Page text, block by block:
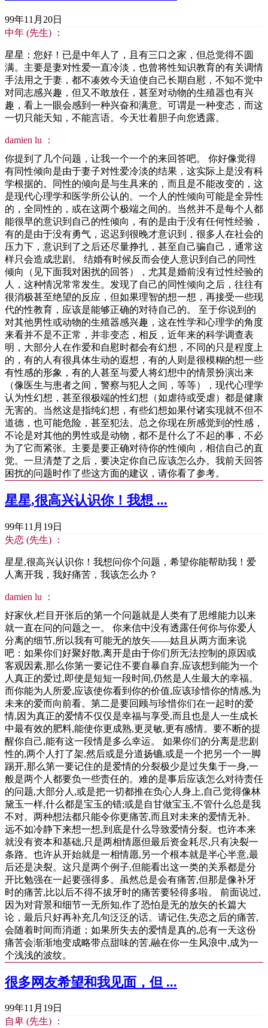
99年11月20日
中年 (先生) ：
星星：您好！已是中年人了，且有三口之家，但总觉得不圆
满。主要是妻对性爱一直冷淡，也曾将性知识教育的有关调情
手法用之于妻，都不凑效今天迫使自己长期自慰，不知不觉中
对同志感兴趣，但又不敢放任，甚至对动物的生殖器也有兴
趣，看上一眼会感到一种兴奋和满意。可谓是一种变态，而这
一切只能天知，不能言语。今天壮着胆子向您透露。
damien lu ：
你提到了几个问题，让我一个一个的来回答吧。 你好像觉得
有同性倾向是由于妻子对性爱冷淡的结果，这实际上是没有科
学根据的。同性的倾向是与生具来的，而且是不能改变的，这
是现代心理学和医学所公认的。一个人的性倾向可能是全异性
的，全同性的，或在这两个极端之间的。当然并不是每个人都
能很早的意识到自己的性倾向，有的是由于没有任何性经验，
有的是由于没有勇气，迟迟到很晚才意识到，很多人在社会的
压力下，意识到了之后还尽量挣扎，甚至自己骗自己，通常这
样只会造成悲剧。 结婚有时候反而会使人意识到自己的同性
倾向（见下面我对困扰的回答），尤其是婚前没有过性经验的
人，这种情况常常发生。发现了自己的同性倾向之后，往往有
很消极甚至绝望的反应，但如果理智的想一想，再接受一些现
代的性教育，应该是能够正确的对待自己的。 至于你说到的
对其他男性或动物的生殖器感兴趣，这在性学和心理学的角度
来看并不是不正常，并非变态，相反，近年来的科学调查表
明，大部分人在作爱和自慰时都会有幻想，不同的只是程度上
的，有的人有很具体生动的遐想，有的人则是很模糊的想一些
有性感的形象，有的人甚至与爱人将幻想中的情景扮演出来
（像医生与患者之间，警察与犯人之间，等等），现代心理学
认为性幻想，甚至很极端的性幻想（如虐待或受虐）都是健康
无害的。当然这是指纯幻想，有些幻想如果付诸实现就不但不
道德，也可能危险，甚至犯法。总之你现在所感觉到的性感，
不论是对其他的男性或是动物，都不是什么了不起的事，不必
为了它而紧张。主要是要正确对待你的性倾向，相信自己的直
觉。一旦清楚了之后，要决定你自己应该怎么办。我前天回答
困扰的问题时作了些这方面的建议，请你看了参考。
星星,很高兴认识你！我想 ...
99年11月19日
失恋 (先生) ：
星星,很高兴认识你！我想问你个问题，希望你能帮助我！爱
人离开我，我好痛苦，我该怎么办？
damien lu ：
好家伙,栏目开张后的第一个问题就是人类有了思维能力以来
就一直在问的问题之一。 你来信中没有透露任何你与你爱人
分离的细节,所以我有可能无的放矢——姑且从两方面来说
吧：如果你们好聚好散,离开是由于你们所无法控制的原因或
客观因素,那么你第一要记住不要自暴自弃,应该想到能为一个
人真正的爱过,即使是短短一段时间,仍然是人生最大的幸福。
而你能为人所爱,应该使你看到你的价值,应该珍惜你的情感,为
未来的爱而向前看。第二是要回顾与珍惜你们在一起时的爱
情,因为真正的爱情不仅仅是幸福与享受,而且也是人一生成长
中最有效的肥料,能使你更成熟,更灵敏,更有感情。要不断的提
醒你自己,能有这一段情是多么幸运。 如果你们的分离是悲剧
性的,两个人打了架,然后或是分道扬镳,或是一个把另一个一脚
踢开,那么第一要记住的是爱情的分裂极少是过失集于一身,一
般是两个人都要负一些责任的。难的是事后应该怎么对待责任
的问题,大部分人,或是把一切都推在负心人身上,自己觉得像林
黛玉一样,什么都是宝玉的错;或是自甘做宝玉,不管什么总是我
不对。两种想法都只能令你更痛苦,而且对未来的爱情无补。
远不如冷静下来想一想,到底是什么导致爱情分裂。也许本来
就没有资本和基础,只是两相情愿但最后资金耗尽,只有决裂一
条路。也许从开始就是一相情愿,另一个根本就是半心半意,最
后还是决裂。这只是两个例子,但能看出这一类的关系都是分
开比勉强在一起要强得多。虽然总是会有痛苦,但那是像补牙
时的痛苦,比以后不得不拔牙时的痛苦要轻得多啦。 前面说过,
因为对背景和细节一无所知,作了恐怕是无的放矢的长篇大
论，最后只好再补充几句泛泛的话。请记住,失恋之后的痛苦,
会随着时间而消逝；如果所失去的爱情是真的,总有一天这份
痛苦会渐渐地变成略带点甜味的苦,融在你一生风浪中,成为一
个浅浅的波纹。
很多网友希望和我见面，但 ...
99年11月19日
自卑 (先生) ：